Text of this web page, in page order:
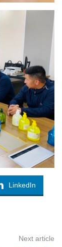
LinkedIn
Next article